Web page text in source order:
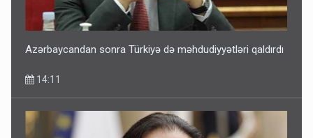
Azərbaycandan sonra Türkiyə də məhdudiyyətləri qaldırdı
14:11